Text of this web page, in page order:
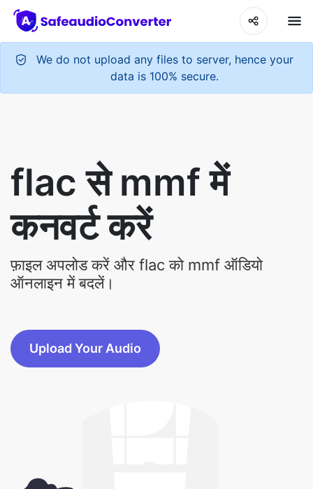
We do not upload any files to server, hence your
data is 100% secure.
कनवर्ट करें
फ़ाइल अपलोड करें और flac को mmf ऑडियो
ऑनलाइन में बदलें।